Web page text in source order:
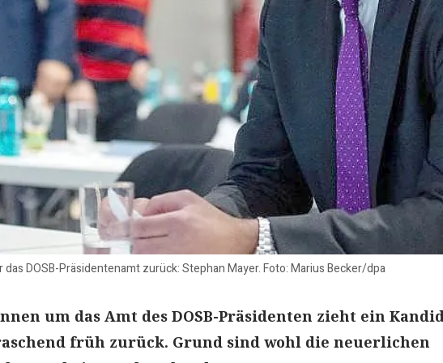
DOSB-Präsidentenamt zurück: Stephan Mayer. Foto: Marius Becker/dpa
um das Amt des DOSB-Präsidenten zieht ein
früh zurück. Grund sind wohl die neuerlichen